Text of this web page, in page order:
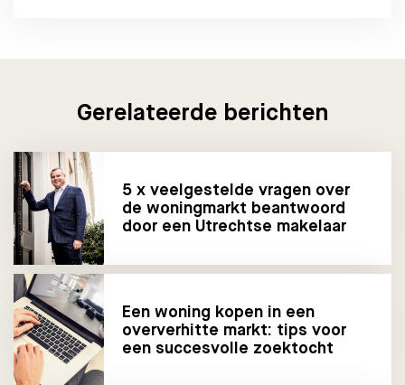
Gerelateerde berichten
5 x veelgestelde vragen over
de woningmarkt beantwoord
door een Utrechtse makelaar
Een woning kopen in een
oververhitte markt: tips voor
een succesvolle zoektocht